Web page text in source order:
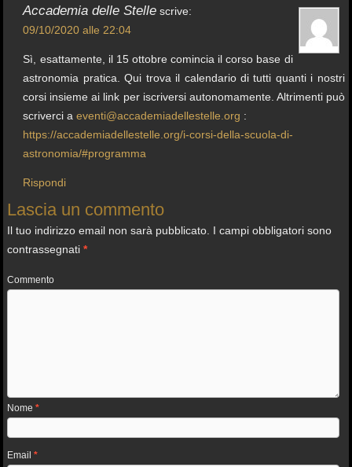
Accademia delle Stelle scrive:
09/10/2020 alle 22:04
Sì, esattamente, il 15 ottobre comincia il corso base di
astronomia pratica. Qui trova il calendario di tutti quanti i nostri
corsi insieme ai link per iscriversi autonomamente. Altrimenti può
scriverci aeventi@accademiadellestelle.org :
https://accademiadellestelle.org/i-corsi-della-scuola-di-
astronomia/#programma
Rispondi
Lascia un commento
Il tuo indirizzo email non sarà pubblicato. I campi obbligatori sono
contrassegnati*
Commento
Nome*
Email*